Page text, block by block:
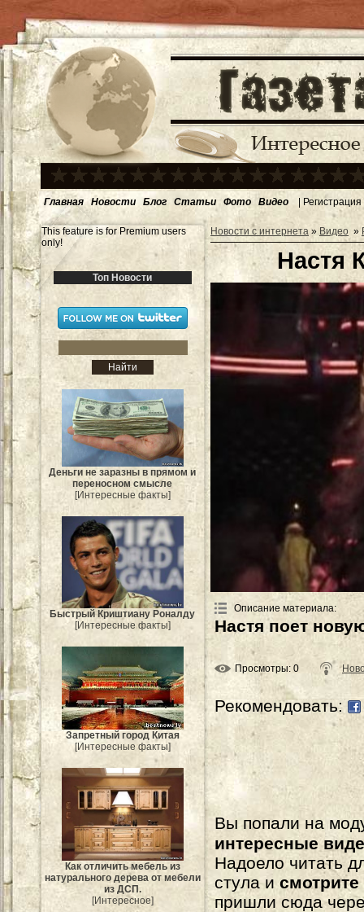
Главная Новости Блог Статьи Фото Видео | Регистрация
This feature is for Premium users
only!
Топ Новости
Деньги не заразны в прямом и
переносном смысле
[Интересные факты]
Быстрый Криштиану Роналду
[Интересные факты]
Запретный город Китая
[Интересные факты]
Как отличить мебель из
натурального дерева от мебели
из ДСП.
[Интересное]
Новости с интернета » Видео »
Настя
Описание материала:
Настя поет
Просмотры: 0
Рекомендовать:
Вы попали на
интересные
Надоело читать
стула и
пришли сюда